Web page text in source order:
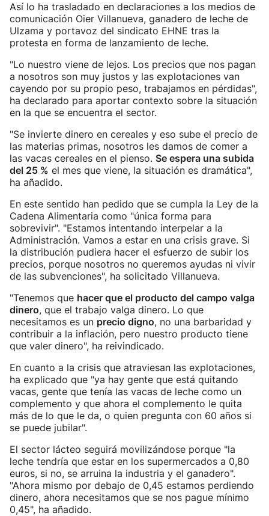
Así lo ha trasladado en declaraciones a los medios de
comunicación Oier Villanueva, ganadero de leche de
Ulzama y portavoz del sindicato EHNE tras la
protesta en forma de lanzamiento de leche.
"Lo nuestro viene de lejos. Los precios que nos pagan
a nosotros son muy justos y las explotaciones van
cayendo por su propio peso, trabajamos en pérdidas",
ha declarado para aportar contexto sobre la situación
en la que se encuentra el sector.
"Se invierte dinero en cereales y eso sube el precio de
las materias primas, nosotros les damos de comer a
las vacas cereales en el pienso. Se espera una subida
del 25 % el mes que viene, la situación es dramática",
ha añadido.
En este sentido han pedido que se cumpla la Ley de la
Cadena Alimentaria como "única forma para
sobrevivir". "Estamos intentando interpelar a la
Administración. Vamos a estar en una crisis grave. Si
la distribución pudiera hacer el esfuerzo de subir los
precios, porque nosotros no queremos ayudas ni vivir
de las subvenciones", ha solicitado Villanueva.
"Tenemos que hacer que el producto del campo valga
dinero, que el trabajo valga dinero. Lo que
necesitamos es un precio digno, no una barbaridad y
contribuir a la inflación, pero nuestro producto tiene
que valer dinero", ha reivindicado.
En cuanto a la crisis que atraviesan las explotaciones,
ha explicado que "ya hay gente que está quitando
vacas, gente que tenía las vacas de leche como un
complemento y que ahora el complemento le quita
más de lo que le da, o quien pregunta con 60 años si
se puede jubilar".
El sector lácteo seguirá movilizándose porque "la
leche tendría que estar en los supermercados a 0,80
euros, si no, se arruina la industria y el ganadero".
"Ahora mismo por debajo de 0,45 estamos perdiendo
dinero, ahora necesitamos que se nos pague mínimo
0,45", ha añadido.